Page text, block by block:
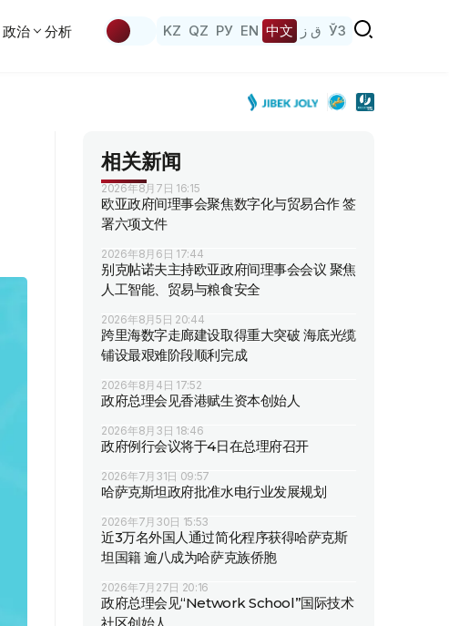
政治 分析 KZ QZ РУ EN 中文 ق ز ЎЗ
相关新闻
2026年8月7日 16:15
欧亚政府间理事会聚焦数字化与贸易合作 签
署六项文件
2026年8月6日 17:44
别克帖诺夫主持欧亚政府间理事会会议 聚焦
人工智能、贸易与粮食安全
2026年8月5日 20:44
跨里海数字走廊建设取得重大突破 海底光缆
铺设最艰难阶段顺利完成
2026年8月4日 17:52
政府总理会见香港赋生资本创始人
2026年8月3日 18:46
政府例行会议将于4日在总理府召开
2026年7月31日 09:57
哈萨克斯坦政府批准水电行业发展规划
2026年7月30日 15:53
近3万名外国人通过简化程序获得哈萨克斯
坦国籍 逾八成为哈萨克族侨胞
2026年7月27日 20:16
政府总理会见“Network School”国际技术